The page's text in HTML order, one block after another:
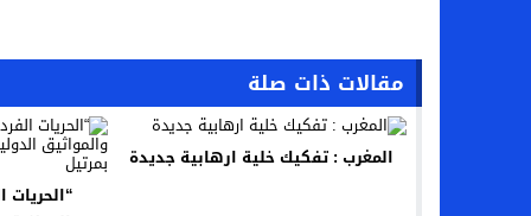
مقالات ذات صلة
المغرب : تفكيك خلية ارهابية جديدة
“الحريات